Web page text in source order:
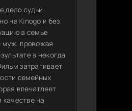
дело судьи
на Kinogo и без
в семье
муж, провожая
в некогда
затрагивает
семейных
впечатляет
на